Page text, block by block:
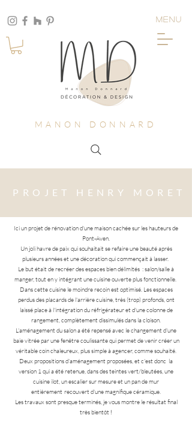
MANON DONNARD
MENU
PROJET HENRY MORET
Ici un projet de rénovation d'une maison cachée sur les hauteurs de
Pont-Aven.
Un joli havre de paix qui souhaitait se refaire une beauté après
plusieurs années et une décoration qui commençait à lasser.
Le but était de recréer des espaces bien délimités : salon/salle à
manger, tout en y intégrant une cuisine ouverte plus fonctionnelle.
Dans cette cuisine le moindre recoin est optimisé. Les espaces
perdus des placards de l'arrière cuisine, très (trop) profonds, ont
laissé place à l'intégration du réfrigérateur et d'une colonne de
rangement, complètement dissimulés dans la cloison.
L'aménagement du salon a été repensé avec le changement d'une
baie vitrée par une fenêtre coulissante qui permet de venir créer un
véritable coin chaleureux, plus simple à agencer, comme souhaité.
Deux propositions d'aménagement proposées, et c'est donc la
version 1 qui a été retenue, dans des teintes vert/bleutées, une
cuisine ilot, un escalier sur mesure et un pan de mur
entièrement recouvert d'une magnifique céramique.
Les travaux sont presque terminés, je vous montre le résultat final
très bientôt !